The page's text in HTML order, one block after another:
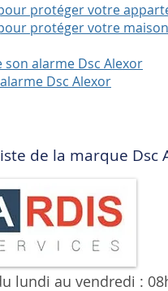
protéger votre
protéger votre maison
alarme Dsc Alexor
Dsc Alexor
de la marque Dsc
lundi au vendredi :